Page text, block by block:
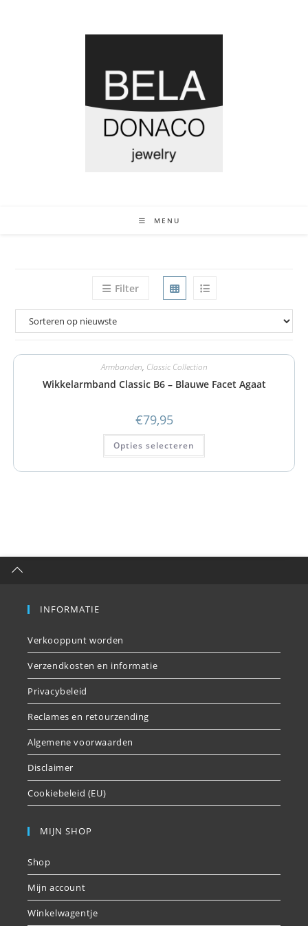
MENU
Filter
Armbanden, Classic Collection
Wikkelarmband Classic B6 – Blauwe Facet Agaat
€79,95
Opties selecteren
INFORMATIE
Verkooppunt worden
Verzendkosten en informatie
Privacybeleid
Reclames en retourzending
Algemene voorwaarden
Disclaimer
Cookiebeleid (EU)
MIJN SHOP
Shop
Mijn account
Winkelwagentje